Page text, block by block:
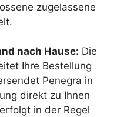
zugelassene
nach Hause: Die
Ihre Bestellung
Penegra in
direkt zu Ihnen
in der Regel